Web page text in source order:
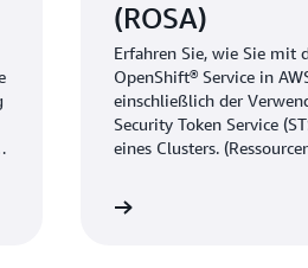
(ROSA)
Erfahren Sie, wie Sie mit
OpenShift® Service in
einschließlich der
Security Token Service
eines Clusters.